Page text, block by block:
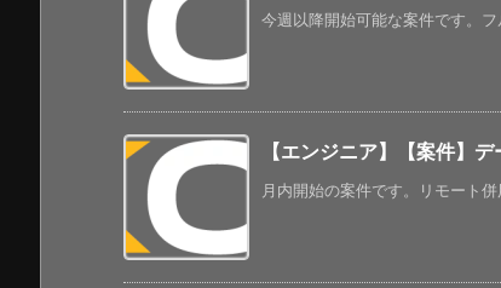
今週以降開始可能な案件です。
【エンジニア】【案件】
月内開始の案件です。リモート